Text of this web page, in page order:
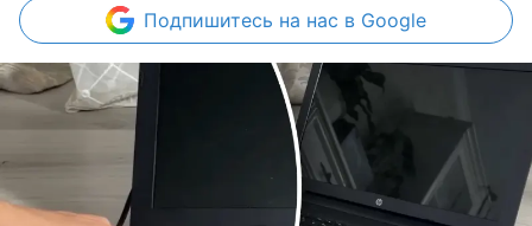
Подпишитесь на нас в Google